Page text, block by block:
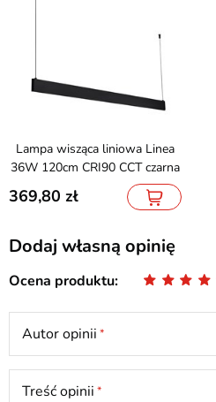
Lampa wisząca liniowa Linea
36W 120cm CRI90 CCT czarna
369,80
Dodaj własną opinię
Ocena produktu
Autor opinii
Treść opinii